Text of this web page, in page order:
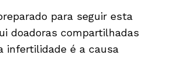
para seguir esta
doadoras compartilhadas
infertilidade é a causa